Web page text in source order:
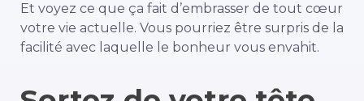
Et voyez ce que ça fait d’embrasser de tout cœur
votre vie actuelle. Vous pourriez être surpris de la
facilité avec laquelle le bonheur vous envahit.